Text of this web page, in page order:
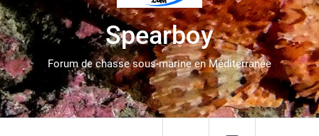
Spearboy
Forum de chasse sous-marine en Méditerranée